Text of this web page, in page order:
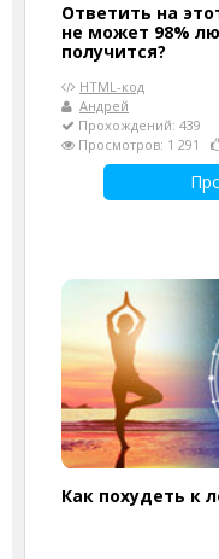
Ответить на
не может 98%
получится?
HTML-код
Андрей
Прохождений: 439
Просмотров: 1 291
Как похудеть к